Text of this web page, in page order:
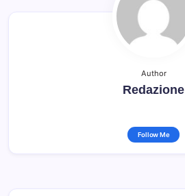
Author
Redazione
Follow Me